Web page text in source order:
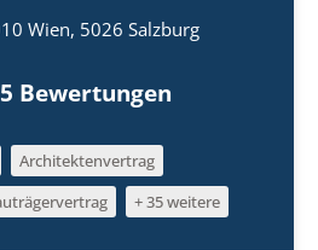
Wien, 5026 Salzburg
Bewertungen
Architektenvertrag
+ 35 weitere